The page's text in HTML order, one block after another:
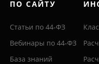
ПО САЙТУ
Статьи по 44-ФЗ
Вебинары по 44-ФЗ
База знаний